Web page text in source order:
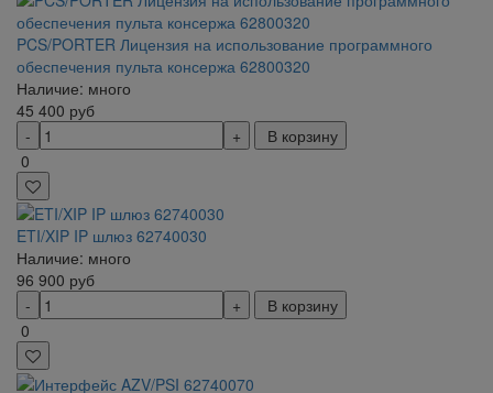
PCS/PORTER Лицензия на использование программного
обеспечения пульта консержа 62800320
Наличие: много
45 400 руб
В корзину
0
ETI/XIP IP шлюз 62740030
Наличие: много
96 900 руб
В корзину
0